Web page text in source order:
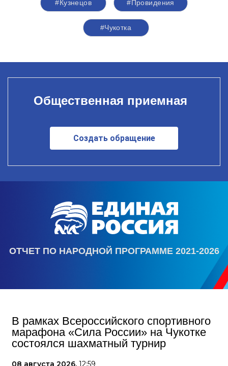
#Кузнецов #Провидения
#Чукотка
Общественная приемная
Создать обращение
ОТЧЕТ ПО НАРОДНОЙ ПРОГРАММЕ 2021-2026
В рамках Всероссийского спортивного
марафона «Сила России» на Чукотке
состоялся шахматный турнир
08 августа 2026, 12:59